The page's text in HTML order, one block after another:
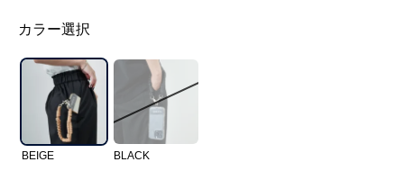
カラー選択
BEIGE BLACK